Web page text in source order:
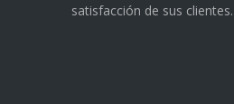
satisfacción de sus clientes.